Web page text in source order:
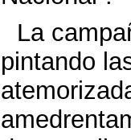
La
pintando